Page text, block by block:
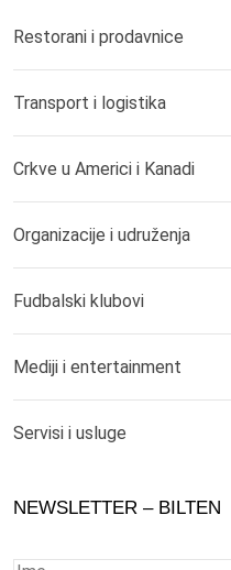
Restorani i prodavnice
Transport i logistika
Crkve u Americi i Kanadi
Organizacije i udruženja
Fudbalski klubovi
Mediji i entertainment
Servisi i usluge
NEWSLETTER – BILTEN